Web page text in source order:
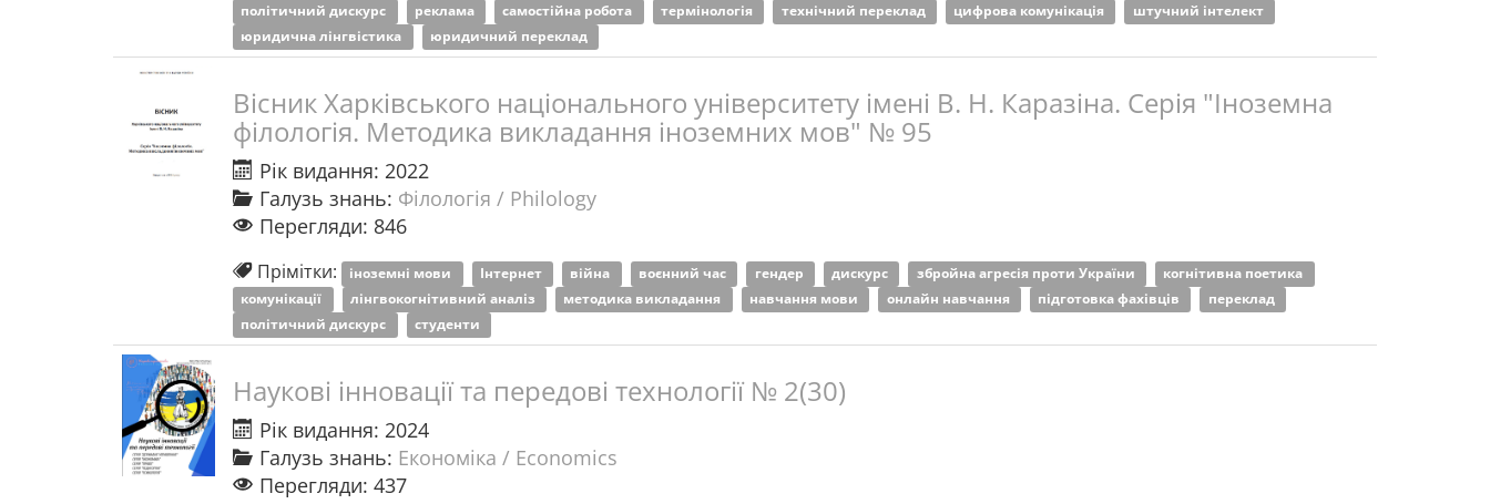
політичний дискурс
реклама самостійна робота термінологія технічний переклад цифрова комунікація
штучний інтелект
юридична лінгвістика
юридичний переклад
Вісник Харківського національного університету імені В. Н. Каразіна. Серія "Іноземна
філологія. Методика викладання іноземних мов" № 95
Рік видання: 2022
Галузь знань: Філологія / Philology
Перегляди: 846
Прімітки: іноземні мови Інтернет війна воєнний час гендер дискурс збройна агресія проти України
когнітивна поетика
комунікації
лінгвокогнітивний аналіз методика викладання навчання мови онлайн навчання підготовка фахівців
переклад
політичний дискурс
студенти
Наукові інновації та передові технології № 2(30)
Рік видання: 2024
Галузь знань: Економіка / Economics
Перегляди: 437